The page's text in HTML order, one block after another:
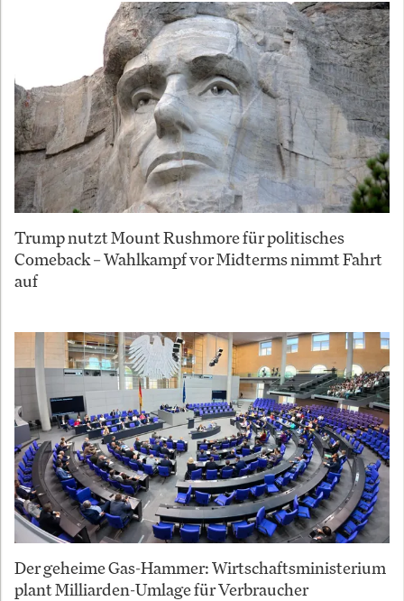
Trump nutzt Mount Rushmore für politisches
Comeback – Wahlkampf vor Midterms nimmt Fahrt
auf
Der geheime Gas-Hammer: Wirtschaftsministerium
plant Milliarden-Umlage für Verbraucher